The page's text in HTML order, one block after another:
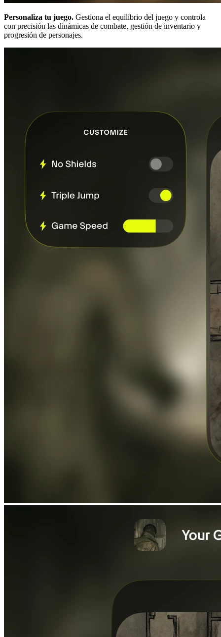
Personaliza tu juego. Gestiona el equilibrio del juego y controla
con precisión las dinámicas de combate, gestión de inventario y
progresión de personajes.